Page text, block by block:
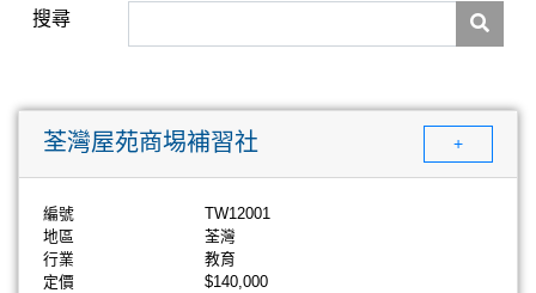
搜尋
荃灣屋苑商埸補習社 +
編號
TW12001
地區
荃灣
行業
教育
定價
$140,000